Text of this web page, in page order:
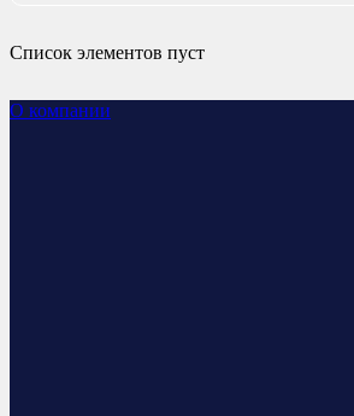
Список элементов пуст
О компании